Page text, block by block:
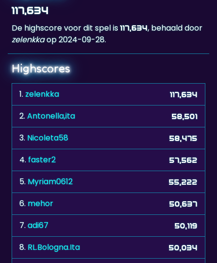
117,634
De highscore voor dit spel is117,634, behaald door
zelenkkaop 2024-09-28.
Highscores
1.zelenkka 117,634
2.Antonella,ita 58,501
3. Nicoleta58 58,475
4.faster2 57,562
5. Myriam0612 55,222
6. mehor 50,637
7.adi67 50,119
8. RL.Bologna.Ita 50,034